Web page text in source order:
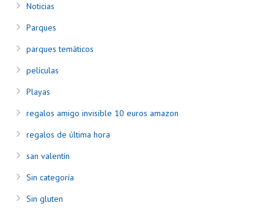
Noticias
Parques
parques temáticos
películas
Playas
regalos amigo invisible 10 euros amazon
regalos de última hora
san valentín
Sin categoría
Sin gluten